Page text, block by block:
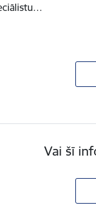
Vai šī